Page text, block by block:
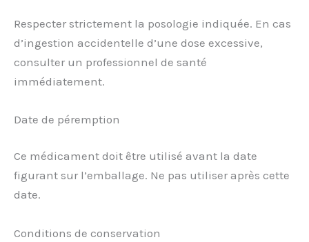
Respecter strictement la posologie indiquée. En cas
d’ingestion accidentelle d’une dose excessive,
consulter un professionnel de santé
immédiatement.
Date de péremption
Ce médicament doit être utilisé avant la date
figurant sur l’emballage. Ne pas utiliser après cette
date.
Conditions de conservation